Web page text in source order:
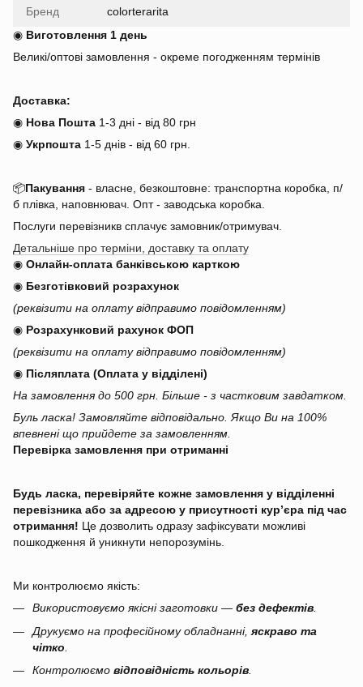
Бренд
colorterarita
◉ Виготовлення 1 день
Великі/оптові замовлення - окреме погодженням термінів
Доставка:
◉ Нова Пошта 1-3 дні - від 80 грн
◉ Укрпошта 1-5 днів - від 60 грн.
📦Пакування - власне, безкоштовне: транспортна коробка, п/
б плівка, наповнювач. Опт - заводська коробка.
Послуги перевізникв сплачує замовник/отримувач.
Детальніше про терміни, доставку та оплату
◉ Онлайн-оплата банківською карткою
◉ Безготівковий розрахунок
(реквізити на оплату відправимо повідомленням)
◉ Розрахунковий рахунок ФОП
(реквізити на оплату відправимо повідомленням)
◉ Післяплата (Оплата у відділені)
На замовлення до 500 грн. Більше - з частковим завдатком.
Буль ласка! Замовляйте відповідально. Якщо Ви на 100%
впевнені що прийдете за замовленням.
Перевірка замовлення при отриманні
Будь ласка, перевіряйте кожне замовлення у відділенні
перевізника або за адресою у присутності кур’єра під час
отримання! Це дозволить одразу зафіксувати можливі
пошкодження й уникнути непорозумінь.
Ми контролюємо якість:
Використовуємо якісні заготовки — без дефектів
Друкуємо на професійному обладнанні, яскраво та
чітко
Контролюємо відповідність кольорів